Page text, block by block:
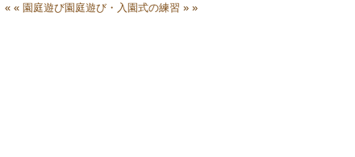
« « 園庭遊び園庭遊び・入園式の練習 » »